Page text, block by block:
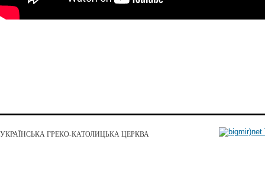
УКРАЇНСЬКА ГРЕКО-КАТОЛИЦЬКА ЦЕРКВА